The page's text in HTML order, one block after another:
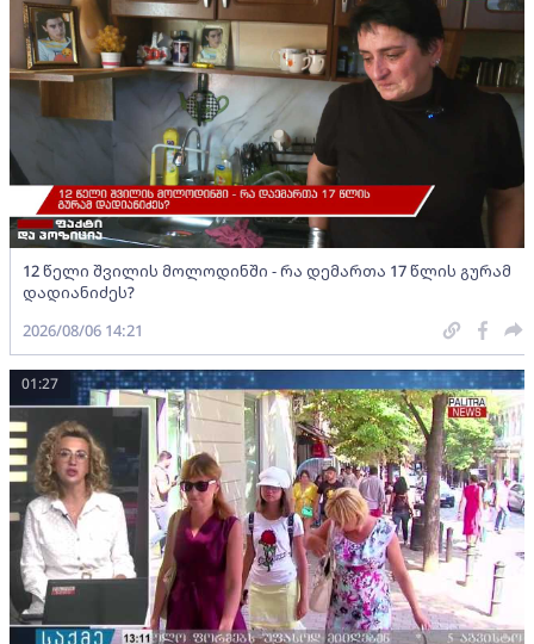
12 წელი შვილის მოლოდინში - რა დემართა 17 წლის გურამ
დადიანიძეს?
2026/08/06 14:21
01:27